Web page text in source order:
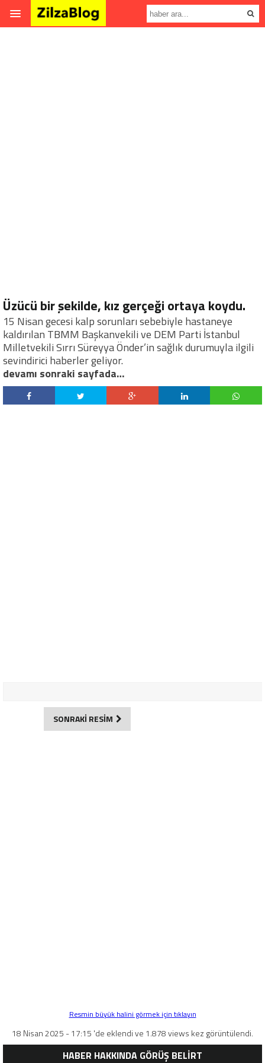
Üzücü bir şekilde, kız gerçeği ortaya koydu.
15 Nisan gecesi kalp sorunları sebebiyle hastaneye
kaldırılan TBMM Başkanvekili ve DEM Parti İstanbul
Milletvekili Sırrı Süreyya Önder’in sağlık durumuyla ilgili
sevindirici haberler geliyor.
devamı sonraki sayfada…
SONRAKİ RESİM
Resmin büyük halini görmek için tıklayın
18 Nisan 2025 - 17:15 'de eklendi ve 1.878 views kez görüntülendi.
HABER HAKKINDA GÖRÜŞ BELİRT